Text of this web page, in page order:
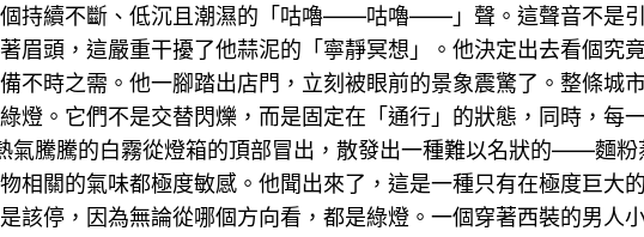
持續不斷、低沉且潮濕的「咕嚕——咕嚕——」聲。這聲音不是
眉頭，這嚴重干擾了他蒜泥的「寧靜冥想」。他決定出去看個究
不時之需。他一腳踏出店門，立刻被眼前的景象震驚了。整條城
燈。它們不是交替閃爍，而是固定在「通行」的狀態，同時，每
氣騰騰的白霧從燈箱的頂部冒出，散發出一種難以名狀的——麵粉
相關的氣味都極度敏感。他聞出來了，這是一種只有在極度巨大
該停，因為無論從哪個方向看，都是綠燈。一個穿著西裝的男人